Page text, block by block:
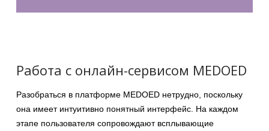
Работа с онлайн-сервисом MEDOED
Разобраться в платформе MEDOED нетрудно, поскольку
она имеет интуитивно понятный интерфейс. На каждом
этапе пользователя сопровождают всплывающие